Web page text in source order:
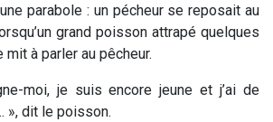
parabole : un pécheur se reposait au
grand poisson attrapé quelques
à parler au pêcheur.
moi, je suis encore jeune et j’ai de
», dit le poisson.